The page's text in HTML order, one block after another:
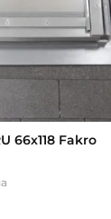
66х118 Fakro